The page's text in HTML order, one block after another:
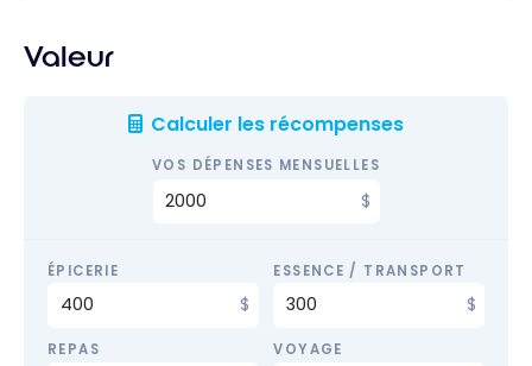
Valeur
Calculer les récompenses
VOS DÉPENSES MENSUELLES
ÉPICERIE ESSENCE / TRANSPORT
REPAS VOYAGE